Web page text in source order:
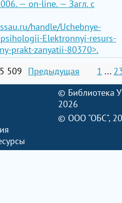
— on-line. — Загл. с
handle/Uchebnye-
Elektronnyi-resurs-
prakt-zanyatii-80370>.
509
Предыдущая 1 ...
© Библиотека
2026
© ООО "ОБС",